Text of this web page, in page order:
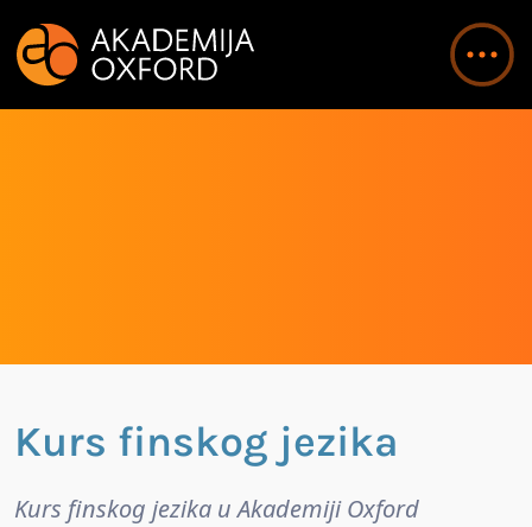
Kurs finskog jezika
Kurs finskog jezika u Akademiji Oxford